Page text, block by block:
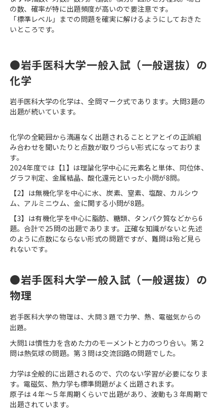
の数、確率が特に出題頻度が高いので要注意です。
「標準レベル」までの問題を確実に解けるようにしておきた
いところです。
●岩手医科大学一般入試（一般選抜）の
化学
岩手医科大学の化学は、全問マーク式であります。大問3題の
出題が続いています。
化学の全範囲から満遍なく出題されることとアとイの正誤組
み合わせを聞いたりと点数が取りづらい形式になっておりま
す。
2024年度では【1】は理論化学中心に元素名と単体、同位体、
グラフ判定、金属結晶、酸化還元といった小問が8問。
【2】は無機化学を中心に水、炭素、窒素、塩酸、カルシウ
ム、アルミニウム、金に関する小問が8題。
【3】は有機化学を中心に脂肪、糖類、タンパク質などから6
題。合計で25問の出題であります。正確な知識がないと先述
のように点数にならない形式の問題ですが、難問は殆ど見ら
れないです。
●岩手医科大学一般入試（一般選抜）の
物理
岩手医科大学の物理は、大問３題で力学、熱、電磁気からの
出題。
大問1は慣性力を含めた力のモーメントと力のつり合い。第２
問は熱気球の問題。第３問は交流回路の問題でした。
力学は全般的に出題されるので、穴のない学習が必要になりま
す。電磁気、熱力学も標準問題がよく出題されます。
原子は４年～５年周期くらいで出題があり、波動も３年周期で
出題されています。